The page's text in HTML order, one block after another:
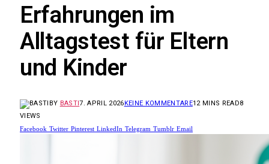
Erfahrungen im
Alltagstest für Eltern
und Kinder
BY BASTI7. APRIL 2026KEINE KOMMENTARE12 MINS READ8
VIEWS
Facebook Twitter Pinterest LinkedIn Telegram Tumblr Email